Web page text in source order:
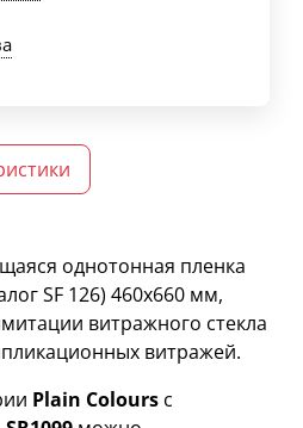
однотонная пленка
SF 126) 460х660 мм,
витражного стекла
витражей.
Plain Colours с